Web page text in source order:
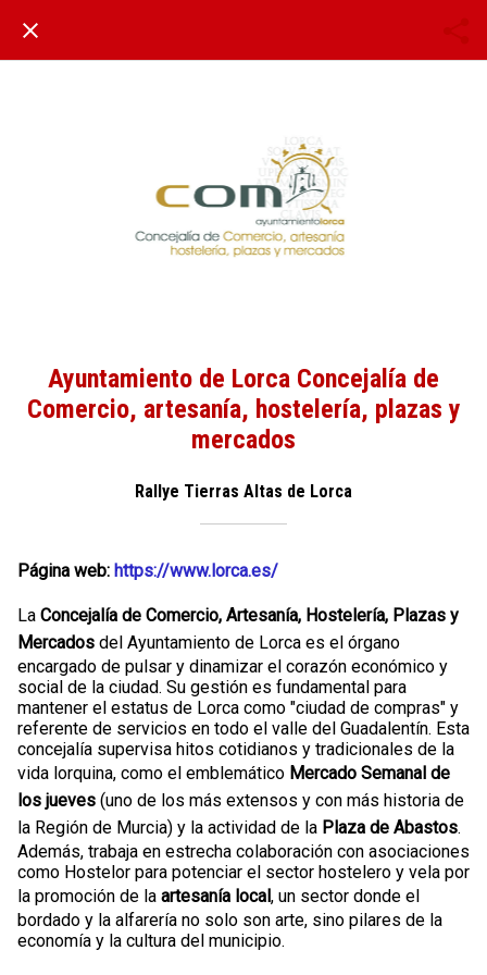
Ayuntamiento de Lorca Concejalía de
Comercio, artesanía, hostelería, plazas y
mercados
Rallye Tierras Altas de Lorca
Página web: https://www.lorca.es/
La Concejalía de Comercio, Artesanía, Hostelería, Plazas y
Mercados del Ayuntamiento de Lorca es el órgano
encargado de pulsar y dinamizar el corazón económico y
social de la ciudad. Su gestión es fundamental para
mantener el estatus de Lorca como "ciudad de compras" y
referente de servicios en todo el valle del Guadalentín. Esta
concejalía supervisa hitos cotidianos y tradicionales de la
vida lorquina, como el emblemático Mercado Semanal de
los jueves (uno de los más extensos y con más historia de
la Región de Murcia) y la actividad de la Plaza de Abastos.
Además, trabaja en estrecha colaboración con asociaciones
como Hostelor para potenciar el sector hostelero y vela por
la promoción de la artesanía local, un sector donde el
bordado y la alfarería no solo son arte, sino pilares de la
economía y la cultura del municipio.